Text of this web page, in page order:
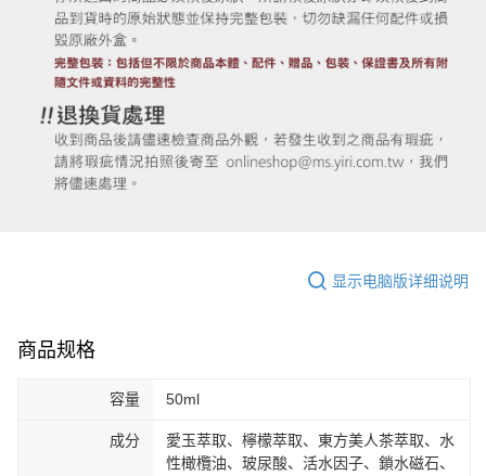
显示电脑版详细说明
商品规格
容量 50ml
成分
愛玉萃取、檸檬萃取、東方美人茶萃取、水
性橄欖油、玻尿酸、活水因子、鎖水磁石、